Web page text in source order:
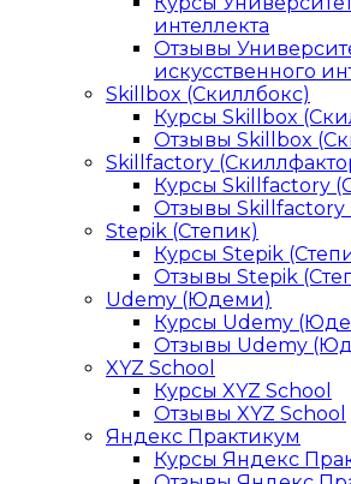
интеллекта
Отзывы
искусственного
Skillbox (Скиллбокс)
Курсы Skillbox
Отзывы Skillbox
Skillfactory
Курсы Skillfactory
Отзывы Skillfactory
Stepik (Степик)
Курсы Stepik
Отзывы Stepik
Udemy (Юдеми)
Курсы Udemy
Отзывы Udemy
XYZ School
Курсы XYZ School
Отзывы XYZ School
Яндекс Практикум
Курсы Яндекс